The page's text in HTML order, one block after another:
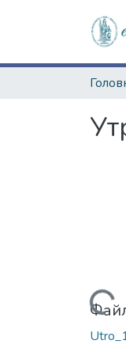
Вантажиться...